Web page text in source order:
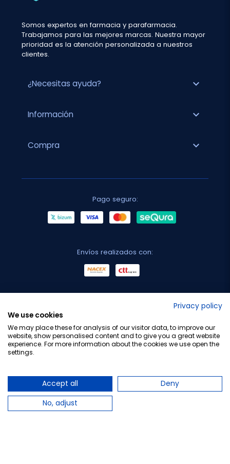
Somos expertos en farmacia y parafarmacia.
Trabajamos para las mejores marcas. Nuestra mayor
prioridad es la atención personalizada a nuestros
clientes.
¿Necesitas ayuda? expand_more
Información expand_more
Compra expand_more
Pago seguro:
Envíos realizados con:
Privacy policy
We use cookies
We may place these for analysis of our visitor data, to improve our
website, show personalised content and to give you a great website
experience. For more information about the cookies we use open the
settings.
Accept all
Deny
No, adjust